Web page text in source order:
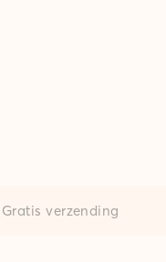
Gratis verzending